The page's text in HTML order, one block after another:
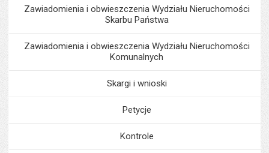
Zawiadomienia i obwieszczenia Wydziału Nieruchomości
Skarbu Państwa
Zawiadomienia i obwieszczenia Wydziału Nieruchomości
Komunalnych
Skargi i wnioski
Petycje
Kontrole